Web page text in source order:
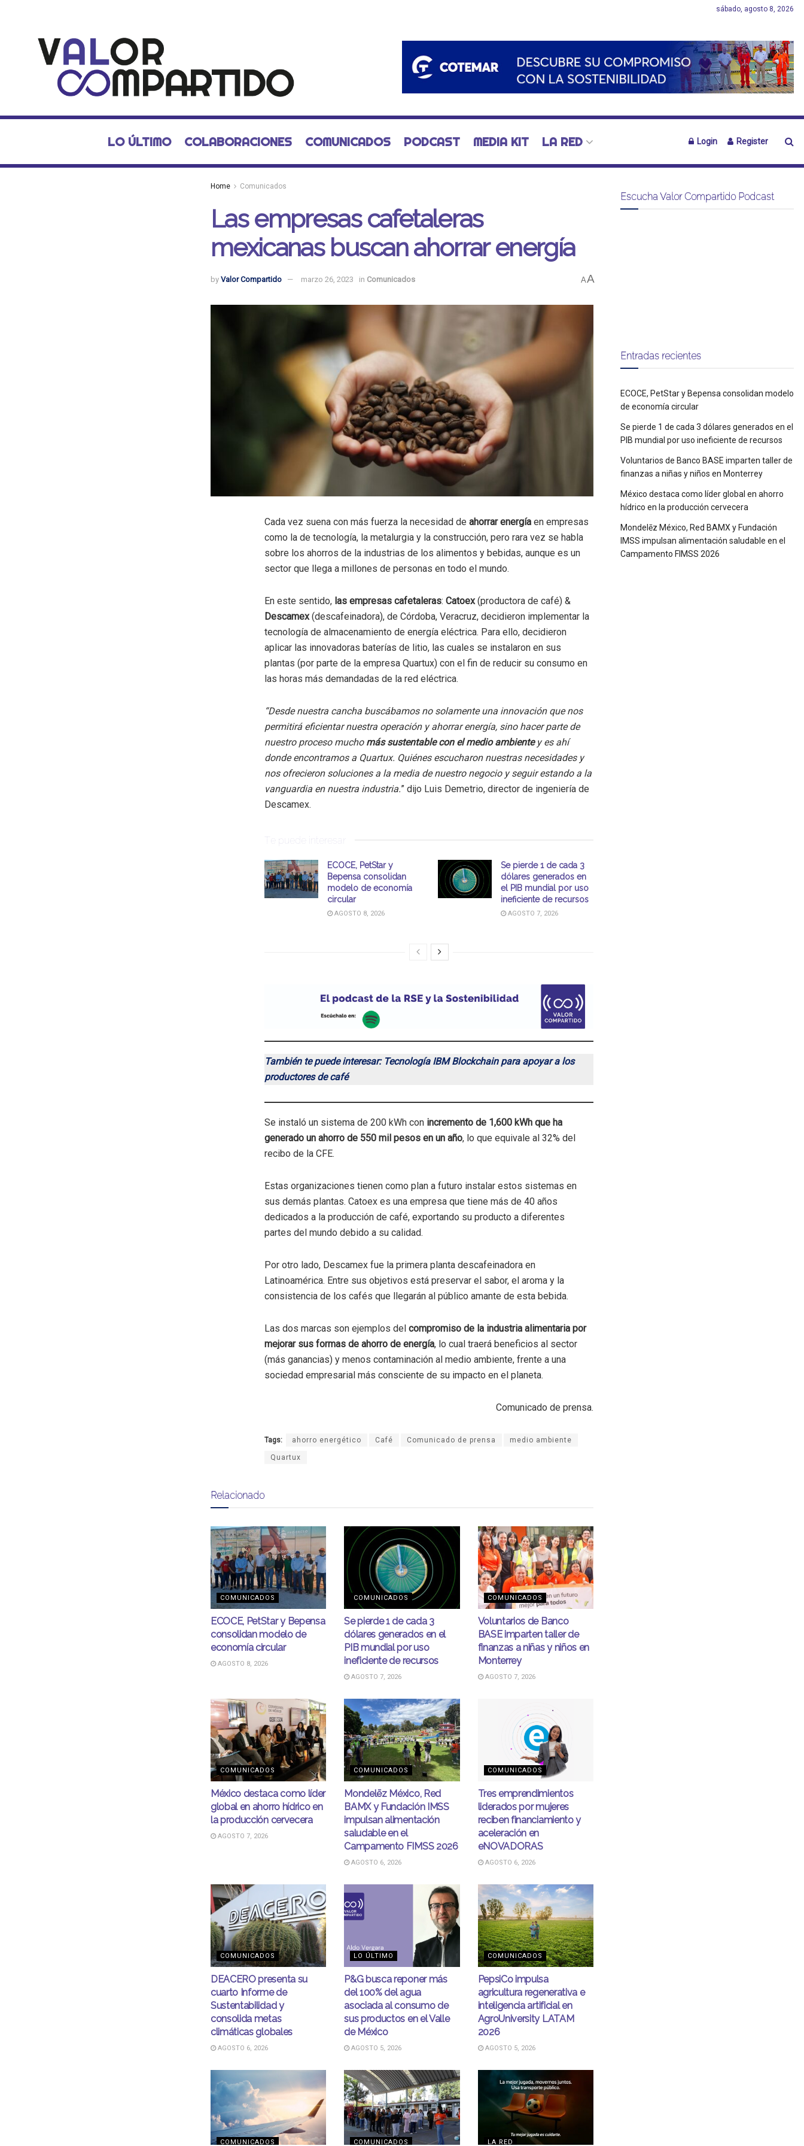
sábado, agosto 8, 2026
LO ÚLTIMO COLABORACIONES COMUNICADOS PODCAST MEDIA KIT LA RED Login Register
Home Comunicados
Las empresas cafetaleras
mexicanas buscan ahorrar energía
by Valor Compartido marzo 26, 2023 in Comunicados AA
Cada vez suena con más fuerza la necesidad de ahorrar energía en empresas
como la de tecnología, la metalurgia y la construcción, pero rara vez se habla
sobre los ahorros de la industrias de los alimentos y bebidas, aunque es un
sector que llega a millones de personas en todo el mundo.
En este sentido, las empresas cafetaleras: Catoex(productora de café) &
Descamex(descafeinadora), de Córdoba, Veracruz, decidieron implementar la
tecnología de almacenamiento de energía eléctrica. Para ello, decidieron
aplicar las innovadoras baterías de litio, las cuales se instalaron en sus
plantas (por parte de la empresa Quartux) con el fin de reducir su consumo en
las horas más demandadas de la red eléctrica.
“Desde nuestra cancha buscábamos no solamente una innovación que nos
permitirá eficientar nuestra operación y ahorrar energía, sino hacer parte de
nuestro proceso mucho más sustentable con el medio ambientey es ahí
donde encontramos a Quartux. Quiénes escucharon nuestras necesidades y
nos ofrecieron soluciones a la media de nuestro negocio y seguir estando a la
vanguardia en nuestra industria.” dijo Luis Demetrio, director de ingeniería de
Descamex.
Te puede interesar
ECOCE, PetStar y
Bepensa consolidan
modelo de economía
circular
AGOSTO 8, 2026
Se pierde 1 de cada 3
dólares generados en
el PIB mundial por uso
ineficiente de recursos
AGOSTO 7, 2026
También te puede interesar: Tecnología IBM Blockchain para apoyar a los
productores de café
Se instaló un sistema de 200 kWh con incremento de 1,600 kWh que ha
generado un ahorro de 550 mil pesos en un año, lo que equivale al 32% del
recibo de la CFE.
Estas organizaciones tienen como plan a futuro instalar estos sistemas en
sus demás plantas. Catoex es una empresa que tiene más de 40 años
dedicados a la producción de café, exportando su producto a diferentes
partes del mundo debido a su calidad.
Por otro lado, Descamex fue la primera planta descafeinadora en
Latinoamérica. Entre sus objetivos está preservar el sabor, el aroma y la
consistencia de los cafés que llegarán al público amante de esta bebida.
Las dos marcas son ejemplos del compromiso de la industria alimentaria por
mejorar sus formas de ahorro de energía, lo cual traerá beneficios al sector
(más ganancias) y menos contaminación al medio ambiente, frente a una
sociedad empresarial más consciente de su impacto en el planeta.
Comunicado de prensa.
Tags: ahorro energético Café Comunicado de prensa medio ambiente
Quartux
Relacionado
COMUNICADOS
ECOCE, PetStar y Bepensa
consolidan modelo de
economía circular
AGOSTO 8, 2026
COMUNICADOS
Se pierde 1 de cada 3
dólares generados en el
PIB mundial por uso
ineficiente de recursos
AGOSTO 7, 2026
COMUNICADOS
Voluntarios de Banco
BASE imparten taller de
finanzas a niñas y niños en
Monterrey
AGOSTO 7, 2026
COMUNICADOS
México destaca como líder
global en ahorro hídrico en
la producción cervecera
AGOSTO 7, 2026
COMUNICADOS
Mondelēz México, Red
BAMX y Fundación IMSS
impulsan alimentación
saludable en el
Campamento FIMSS 2026
AGOSTO 6, 2026
COMUNICADOS
Tres emprendimientos
liderados por mujeres
reciben financiamiento y
aceleración en
eNOVADORAS
AGOSTO 6, 2026
COMUNICADOS
DEACERO presenta su
cuarto Informe de
Sustentabilidad y
consolida metas
climáticas globales
AGOSTO 6, 2026
LO ÚLTIMO
P&G busca reponer más
del 100% del agua
asociada al consumo de
sus productos en el Valle
de México
AGOSTO 5, 2026
COMUNICADOS
PepsiCo impulsa
agricultura regenerativa e
inteligencia artificial en
AgroUniversity LATAM
2026
AGOSTO 5, 2026
COMUNICADOS COMUNICADOS LA RED
Escucha Valor Compartido Podcast
Entradas recientes
ECOCE, PetStar y Bepensa consolidan modelo
de economía circular
Se pierde 1 de cada 3 dólares generados en el
PIB mundial por uso ineficiente de recursos
Voluntarios de Banco BASE imparten taller de
finanzas a niñas y niños en Monterrey
México destaca como líder global en ahorro
hídrico en la producción cervecera
Mondelēz México, Red BAMX y Fundación
IMSS impulsan alimentación saludable en el
Campamento FIMSS 2026